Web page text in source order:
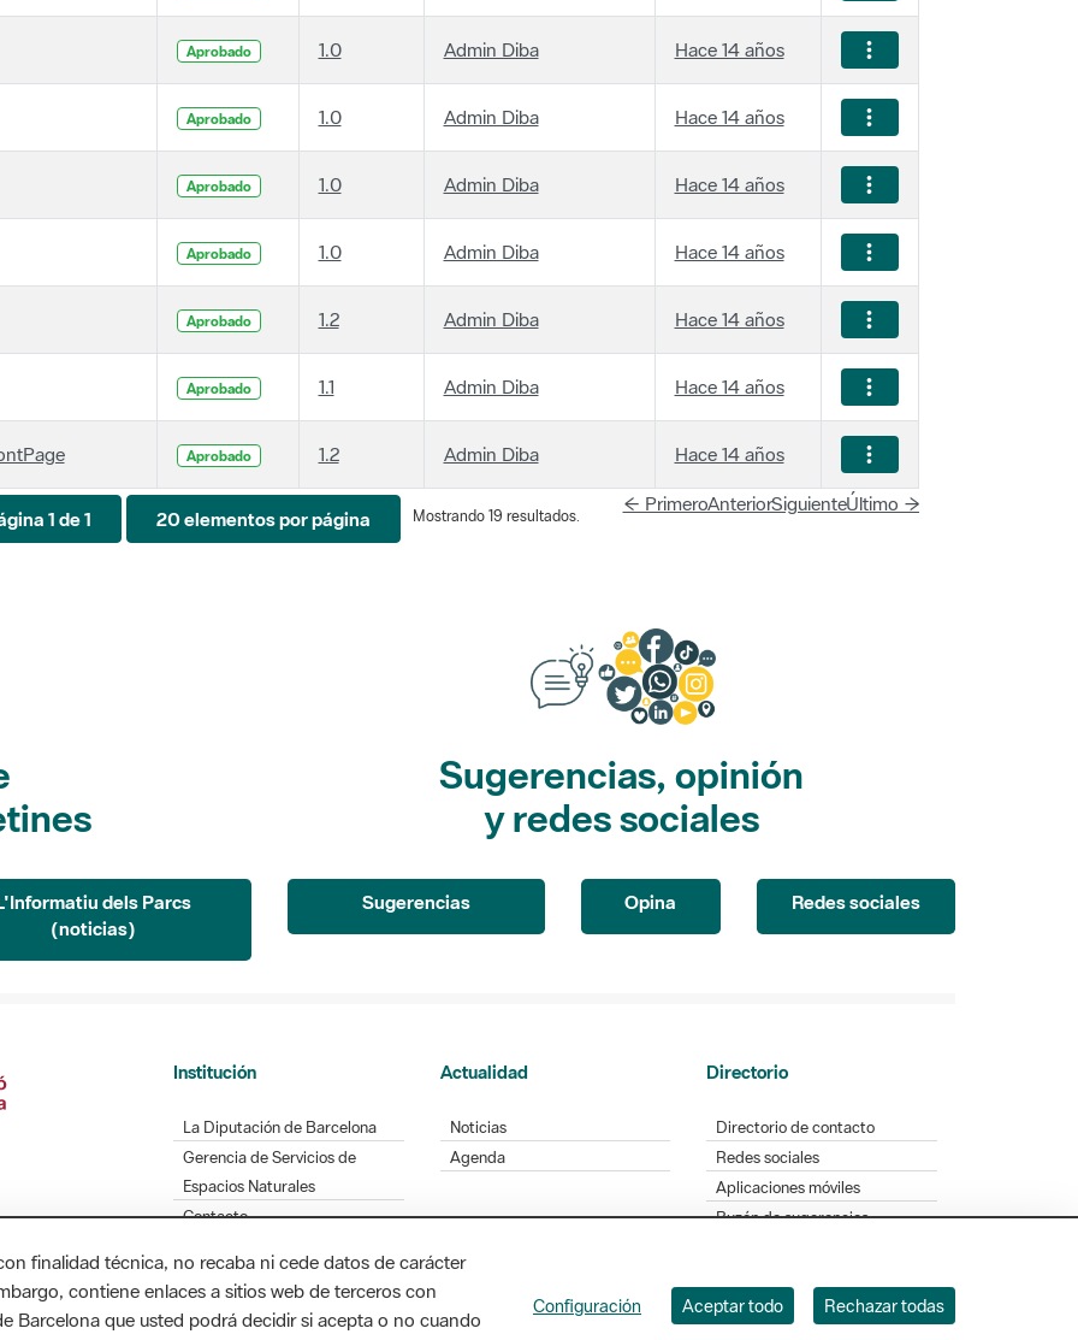
1.0 Admin Diba Hace 14 años
Aprobado 1.0 Admin Diba Hace 14 años
1.0 Admin Diba Hace 14 años
Aprobado 1.0 Admin Diba Hace 14 años
1.2 Admin Diba Hace 14 años
Aprobado 1.1 Admin Diba Hace 14 años
1.2 Admin Diba Hace 14 años
1 de 1 20 elementos por página Mostrando 19 resultados.
SiguienteÚltimo →
(noticias)
y redes sociales
Gerencia de Servicios de
Espacios Naturales
Contacto
Agenda
Redes sociales
Aplicaciones móviles
Buzón de sugerencias
Opinión sobre los parques
Diputación de Barcelona. Edifici Llacuna, 1a planta. Badajoz, 49. 08005 Barcelona. Tel. 934 022 428
/ xarxaparcs@diba.cat
finalidad técnica, no recaba ni cede datos de carácter
contiene enlaces a sitios web de terceros con
Barcelona que usted podrá decidir si acepta o no cuando
Configuración Aceptar todo Rechazar todas